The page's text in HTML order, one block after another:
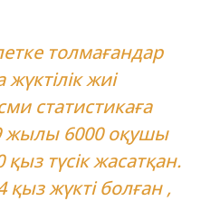
толмағандар
жиі
статистикаға
жылы 6000 оқушы
қыз түсік жасатқан.
жүкті болған ,